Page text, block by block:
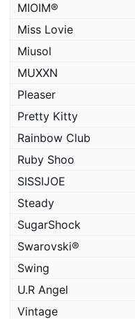
MIOIM®
Miss Lovie
Miusol
MUXXN
Pleaser
Pretty Kitty
Rainbow Club
Ruby Shoo
SISSIJOE
Steady
SugarShock
Swarovski®
Swing
U.R Angel
Vintage